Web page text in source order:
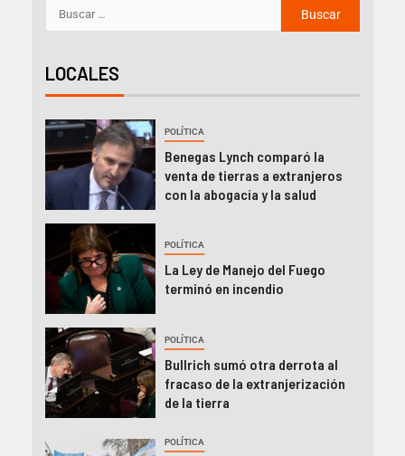
LOCALES
POLÍTICA
Benegas Lynch comparó la
venta de tierras a extranjeros
con la abogacía y la salud
POLÍTICA
La Ley de Manejo del Fuego
terminó en incendio
POLÍTICA
Bullrich sumó otra derrota al
fracaso de la extranjerización
de la tierra
POLÍTICA